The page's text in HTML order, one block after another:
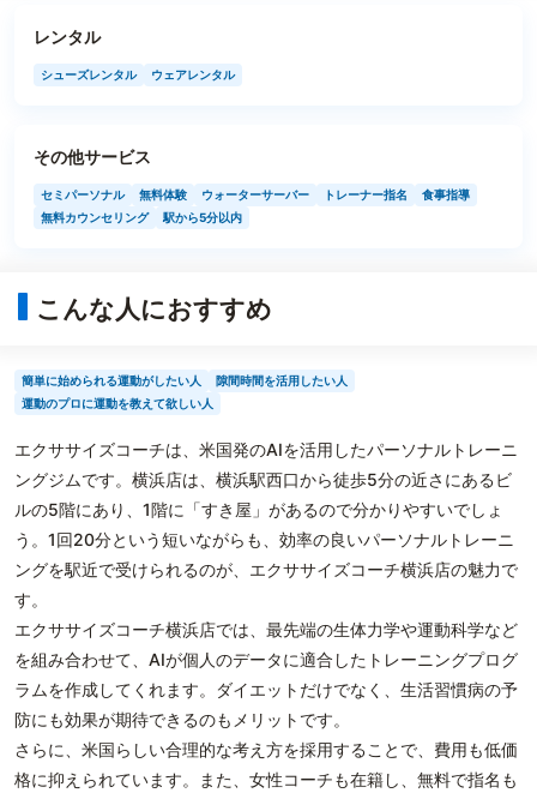
レンタル
シューズレンタル ウェアレンタル
その他サービス
セミパーソナル 無料体験 ウォーターサーバー トレーナー指名
食事指導
無料カウンセリング
駅から5分以内
こんな人におすすめ
簡単に始められる運動がしたい人
隙間時間を活用したい人
運動のプロに運動を教えて欲しい人
エクササイズコーチは、米国発のAIを活用したパーソナルトレーニ
ングジムです。横浜店は、横浜駅西口から徒歩5分の近さにあるビ
ルの5階にあり、1階に「すき屋」があるので分かりやすいでしょ
う。1回20分という短いながらも、効率の良いパーソナルトレーニ
ングを駅近で受けられるのが、エクササイズコーチ横浜店の魅力で
す。
エクササイズコーチ横浜店では、最先端の生体力学や運動科学など
を組み合わせて、AIが個人のデータに適合したトレーニングプログ
ラムを作成してくれます。ダイエットだけでなく、生活習慣病の予
防にも効果が期待できるのもメリットです。
さらに、米国らしい合理的な考え方を採用することで、費用も低価
格に抑えられています。また、女性コーチも在籍し、無料で指名も